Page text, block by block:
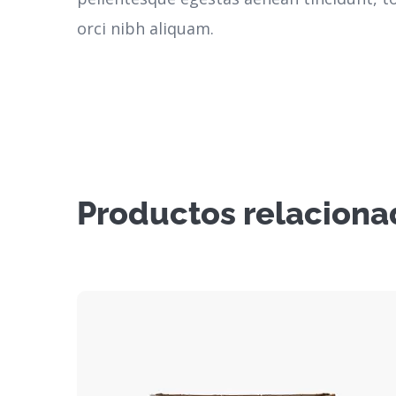
orci nibh aliquam.
Productos